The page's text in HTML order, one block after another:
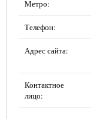
Метро:
Телефон:
Адрес сайта:
Контактное
лицо: